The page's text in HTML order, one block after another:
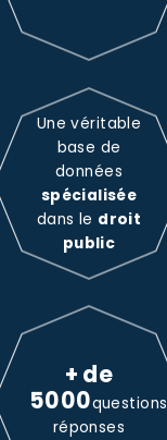
Une véritable
base de
données
spécialisée
dans le droit
public
+ de
5000questions
réponses